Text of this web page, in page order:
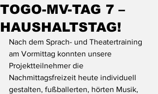
TOGO-MV-TAG 7 –
HAUSHALTSTAG!
Nach dem Sprach- und Theatertraining
am Vormittag konnten unsere
Projektteilnehmer die
Nachmittagsfreizeit heute individuell
gestalten, fußballerten, hörten Musik,